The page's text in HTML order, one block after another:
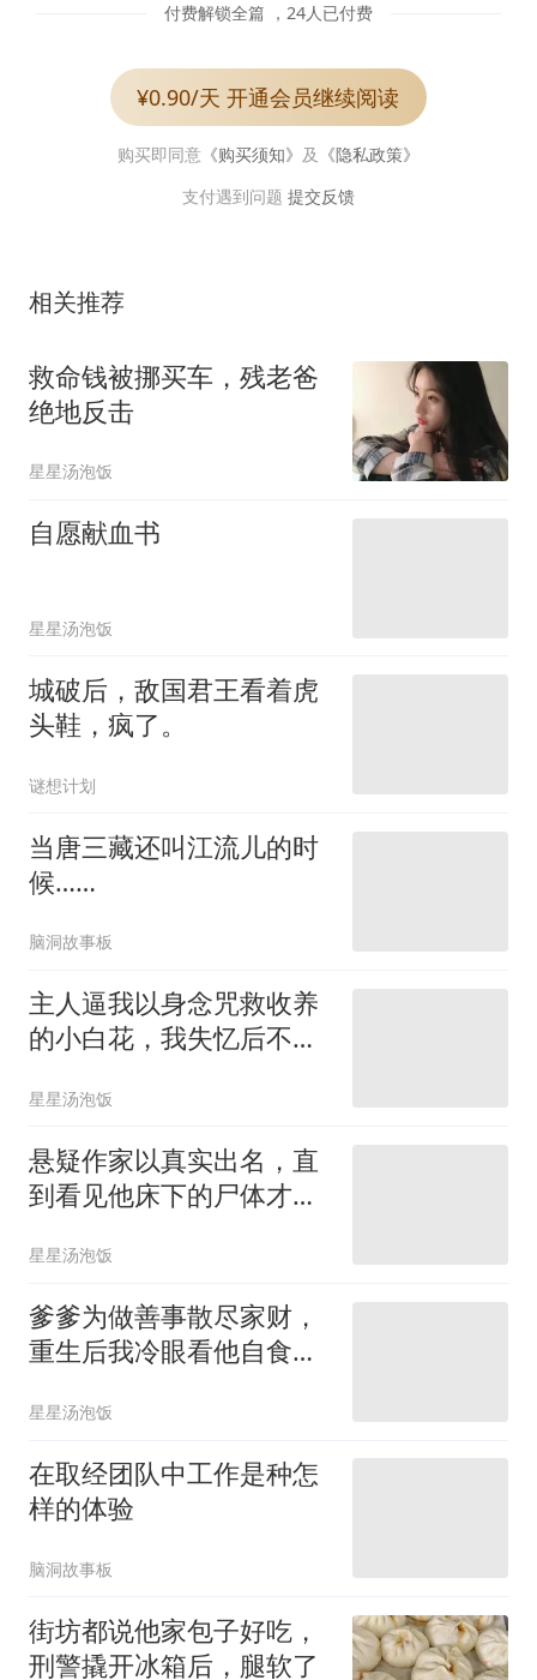
付费解锁全篇 ，24人已付费
¥0.90/天 开通会员继续阅读
购买即同意 《购买须知》 及 《隐私政策》
支付遇到问题 提交反馈
相关推荐
救命钱被挪买车，残老爸
绝地反击
星星汤泡饭
自愿献血书
星星汤泡饭
城破后，敌国君王看着虎
头鞋，疯了。
谜想计划
当唐三藏还叫江流儿的时
候……
脑洞故事板
主人逼我以身念咒救收养
的小白花，我失忆后不愿
星星汤泡饭
悬疑作家以真实出名，直
到看见他床下的尸体才知
星星汤泡饭
爹爹为做善事散尽家财，
重生后我冷眼看他自食恶
星星汤泡饭
在取经团队中工作是种怎
样的体验
脑洞故事板
街坊都说他家包子好吃，
刑警撬开冰箱后，腿软了